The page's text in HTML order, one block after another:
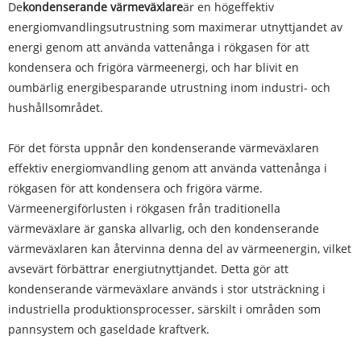
Dekondenserande värmeväxlareär en högeffektiv
energiomvandlingsutrustning som maximerar utnyttjandet av
energi genom att använda vattenånga i rökgasen för att
kondensera och frigöra värmeenergi, och har blivit en
oumbärlig energibesparande utrustning inom industri- och
hushållsområdet.
För det första uppnår den kondenserande värmeväxlaren
effektiv energiomvandling genom att använda vattenånga i
rökgasen för att kondensera och frigöra värme.
Värmeenergiförlusten i rökgasen från traditionella
värmeväxlare är ganska allvarlig, och den kondenserande
värmeväxlaren kan återvinna denna del av värmeenergin, vilket
avsevärt förbättrar energiutnyttjandet. Detta gör att
kondenserande värmeväxlare används i stor utsträckning i
industriella produktionsprocesser, särskilt i områden som
pannsystem och gaseldade kraftverk.